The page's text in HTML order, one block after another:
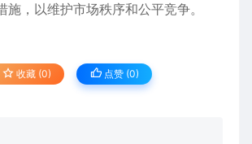
施，以维护市场秩序和公平竞争。
收藏 (0) 点赞 (0)